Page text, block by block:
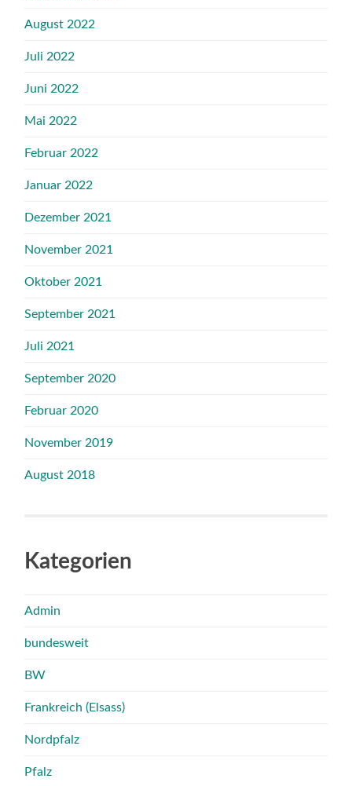
August 2022
Juli 2022
Juni 2022
Mai 2022
Februar 2022
Januar 2022
Dezember 2021
November 2021
Oktober 2021
September 2021
Juli 2021
September 2020
Februar 2020
November 2019
August 2018
Kategorien
Admin
bundesweit
BW
Frankreich (Elsass)
Nordpfalz
Pfalz